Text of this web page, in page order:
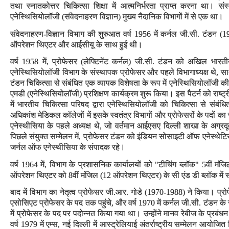
तथा स्नातकोत्तर चिकित्सा शिक्षा में आत्मनिर्भरता प्राप्त करना
एनेस्थिसियोलॉजी (संवेदनाहरण विज्ञान) मुख्य नैदानिक विभागों में से एक था।
संवेदनाहरण-विज्ञान विभाग की शुरुआत वर्ष 1956 में कर्नल जी.सी. टंडन
ऑपरेशन थिएटर और आईसीयू के साथ हुई थी।
वर्ष 1958 में, प्रोफेसर (लेफ्टिनेंट कर्नल) जी.सी. टंडन को अखिल
एनेस्थिसियोलॉजी विभाग के संस्थापक प्रोफेसर और पहले विभागाध्यक्ष थे,
टंडन चिकित्सा से संबंधित एक व्यापक विशेषता के रूप में एनेस्थिसियोलॉजी की
एमडी (एनेस्थिसियोलॉजी) प्रशिक्षण कार्यक्रम शुरू किया। इस पैटर्न को
में भारतीय चिकित्सा परिषद द्वारा एनेस्थिसियोलॉजी को चिकित्सा से
अधिकांश मेडिकल कॉलेजों में इसके स्वतंत्र विभागों और प्रोफेसरों के पदों
एनेस्थीसिया के पहले अध्यक्ष थे, जो वर्तमान आईएसए दिल्ली शाखा के
पिछले संयुक्त सम्मेलन में, प्रोफेसर टंडन को इंडियन सोसाइटी ऑफ
जर्नल ऑफ एनेस्थीसिया के संपादक रहे।
वर्ष 1964 में, विभाग के प्रशासनिक कार्यालयों को "टीचिंग ब्लॉक" 5वीं
ऑपरेशन थिएटर को 8वीं मंजिल (12 ऑपरेशन थिएटर) के सी एंड डी ब्लॉक में
बाद में विभाग का नेतृत्व प्रोफेसर जी.आर. गोडे (1970-1988) ने किया।
एसोसिएट प्रोफेसर के पद तक पहुंचे, और वर्ष 1970 में कर्नल जी.सी. टंडन के
में प्रोफेसर के पद पर पदोन्नत किया गया था। उन्होंने मानव रेबीज के
वर्ष 1979 में एम्स, नई दिल्ली में आस्ट्रेलियाई अंतर्राष्ट्रीय सम्मेलन